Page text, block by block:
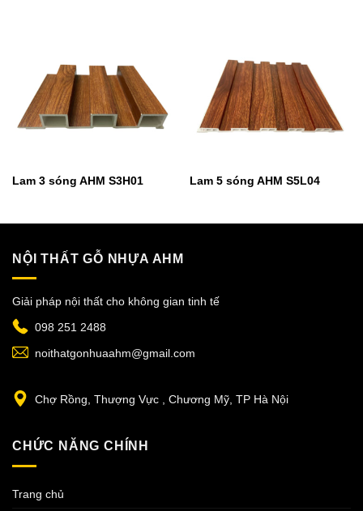
Lam 3 sóng AHM S3H01 Lam 5 sóng AHM S5L04
NỘI THẤT GỖ NHỰA AHM
Giải pháp nội thất cho không gian tinh tế
098 251 2488
noithatgonhuaahm@gmail.com
Chợ Rồng, Thượng Vực , Chương Mỹ, TP Hà Nội
CHỨC NĂNG CHÍNH
Trang chủ